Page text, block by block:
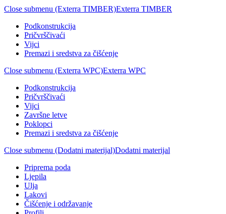
Close submenu (Exterra TIMBER)Exterra TIMBER
Podkonstrukcija
Pričvrščivaći
Vijci
Premazi i sredstva za čišćenje
Close submenu (Exterra WPC)Exterra WPC
Podkonstrukcija
Pričvrščivaći
Vijci
Završne letve
Poklopci
Premazi i sredstva za čišćenje
Close submenu (Dodatni materijal)Dodatni materijal
Priprema poda
Ljepila
Ulja
Lakovi
Čišćenje i održavanje